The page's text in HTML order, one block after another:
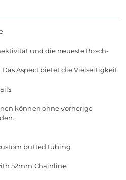
und die neueste Bosch-
Aspect bietet die Vielseitigkeit
können ohne vorherige
butted tubing
52mm Chainline